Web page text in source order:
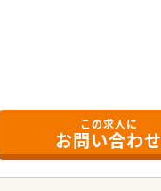
この求人に
お問い合わせ